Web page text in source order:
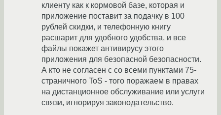
клиенту как к кормовой базе, которая и
приложение поставит за подачку в 100
рублей скидки, и телефонную книгу
расшарит для удобного удобства, и все
файлы покажет антивирусу этого
приложения для безопасной безопасности.
А кто не согласен с со всеми пунктами 75-
страничного ToS - того поражаем в правах
на дистанционное обслуживание или услуги
связи, игнорируя законодательство.